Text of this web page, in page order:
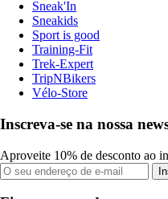
Sneak'In
Sneakids
Sport is good
Training-Fit
Trek-Expert
TripNBikers
Vélo-Store
Inscreva-se na nossa
Aproveite 10% de desconto ao